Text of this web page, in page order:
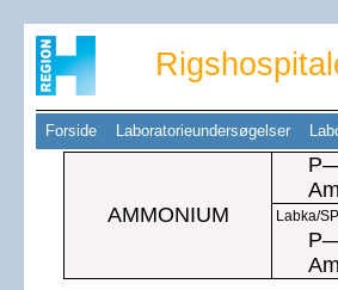
Forside Laboratorieundersøgelser
AMMONIUM Labka/